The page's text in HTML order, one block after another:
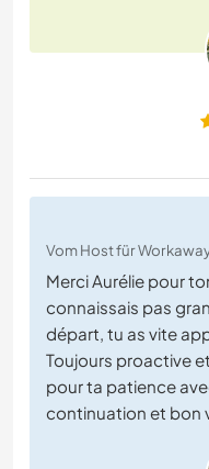
Vom Host für
Merci Aurélie pour
connaissais pas
départ, tu as vite
Toujours proactive
pour ta patience
continuation et bon